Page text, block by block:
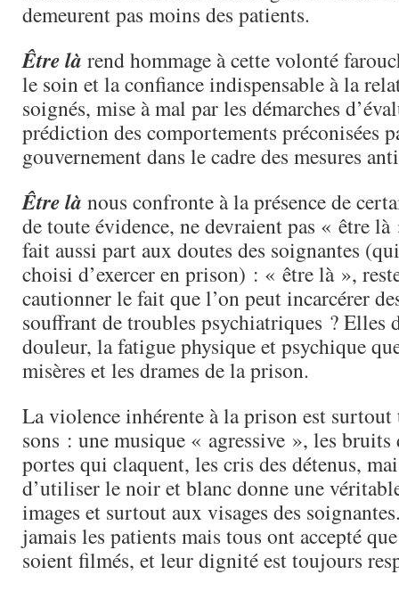
demeurent pas moins des patients.
Être là rend hommage à cette volonté
le soin et la confiance indispensable à la
soignés, mise à mal par les démarches
prédiction des comportements préconisées
gouvernement dans le cadre des mesures
Être là nous confronte à la présence de
de toute évidence, ne devraient pas « être
fait aussi part aux doutes des soignantes
choisi d’exercer en prison) : « être là »,
cautionner le fait que l’on peut incarcérer
souffrant de troubles psychiatriques ? Elles
douleur, la fatigue physique et psychique
misères et les drames de la prison.
La violence inhérente à la prison est
sons : une musique « agressive », les bruits
portes qui claquent, les cris des détenus,
d’utiliser le noir et blanc donne une
images et surtout aux visages des
jamais les patients mais tous ont accepté
soient filmés, et leur dignité est toujours